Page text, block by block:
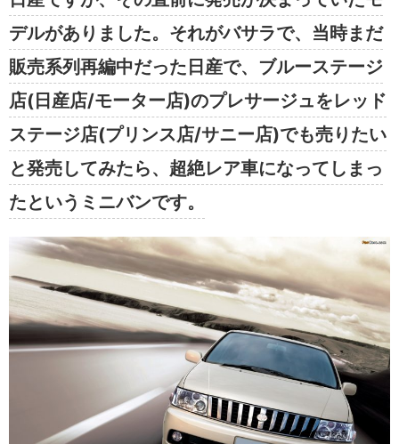
デルがありました。それがバサラで、当時まだ
販売系列再編中だった日産で、ブルーステージ
店(日産店/モーター店)のプレサージュをレッド
ステージ店(プリンス店/サニー店)でも売りたい
と発売してみたら、超絶レア車になってしまっ
たというミニバンです。